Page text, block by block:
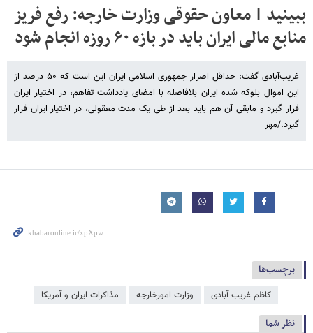
ببینید | معاون حقوقی وزارت خارجه: رفع فریز
منابع مالی ایران باید در بازه ۶۰ روزه انجام شود
غریب‌آبادی گفت: حداقل اصرار جمهوری اسلامی ایران این است که ۵۰ درصد از
این اموال بلوکه شده ایران بلافاصله با امضای یادداشت تفاهم، در اختیار ایران
قرار گیرد و مابقی آن هم باید بعد از طی یک مدت معقولی، در اختیار ایران قرار
گیرد./مهر
برچسب‌ها
کاظم غریب آبادی وزارت امورخارجه مذاکرات ایران و آمریکا
نظر شما